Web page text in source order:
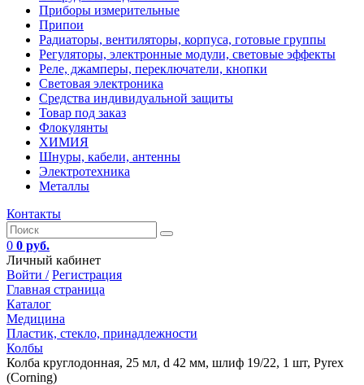
Приборы измерительные
Припои
Радиаторы, вентиляторы, корпуса, готовые группы
Регуляторы, электронные модули, световые эффекты
Реле, джамперы, переключатели, кнопки
Световая электроника
Средства индивидуальной защиты
Товар под заказ
Флокулянты
ХИМИЯ
Шнуры, кабели, антенны
Электротехника
Металлы
Контакты
0 0 руб.
Личный кабинет
Войти / Регистрация
Главная страница
Каталог
Медицина
Пластик, стекло, принадлежности
Колбы
Колба круглодонная, 25 мл, d 42 мм, шлиф 19/22, 1 шт, Pyrex
(Corning)